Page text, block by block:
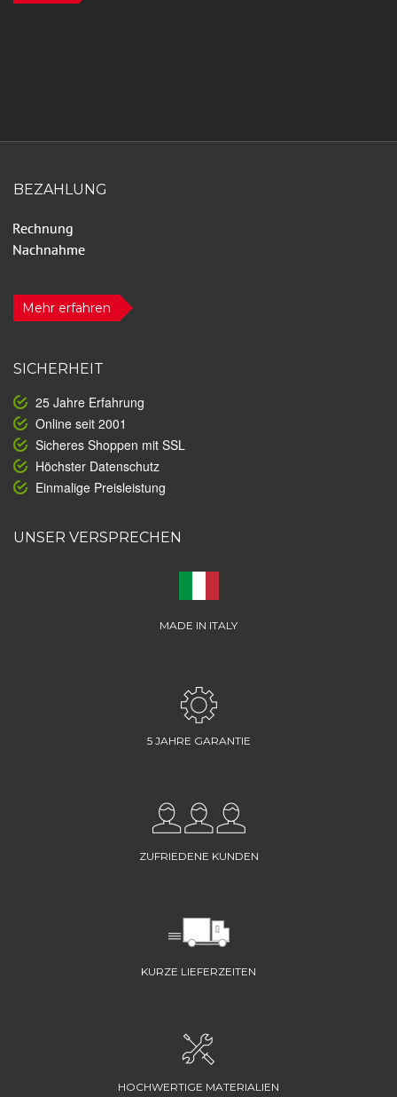
BEZAHLUNG
Mehr erfahren
SICHERHEIT
25 Jahre Erfahrung
Online seit 2001
Sicheres Shoppen mit SSL
Höchster Datenschutz
Einmalige Preisleistung
UNSER VERSPRECHEN
MADE IN ITALY
5 JAHRE GARANTIE
ZUFRIEDENE KUNDEN
KURZE LIEFERZEITEN
HOCHWERTIGE MATERIALIEN